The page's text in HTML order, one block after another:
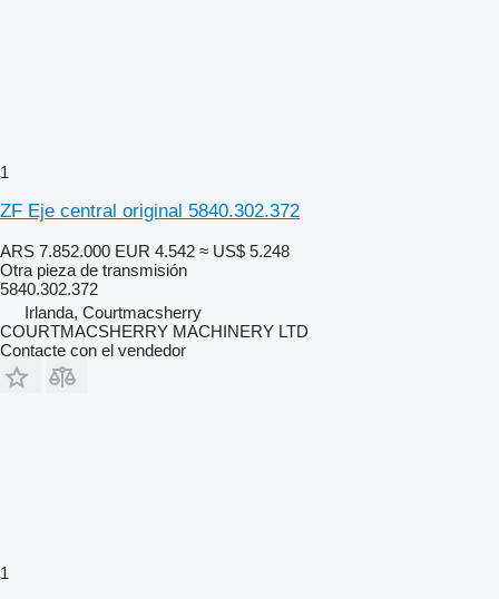
1
ZF Eje central original 5840.302.372
ARS 7.852.000 EUR 4.542 ≈ US$ 5.248
Otra pieza de transmisión
5840.302.372
Irlanda, Courtmacsherry
COURTMACSHERRY MACHINERY LTD
Contacte con el vendedor
1